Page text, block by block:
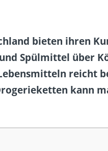
bieten ihren
Spülmittel über
reicht
kann